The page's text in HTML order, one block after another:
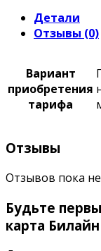
Детали
Отзывы (0)
Вариант
приобретения
тарифа
Отзывы
Отзывов пока
Будьте
карта Билайн